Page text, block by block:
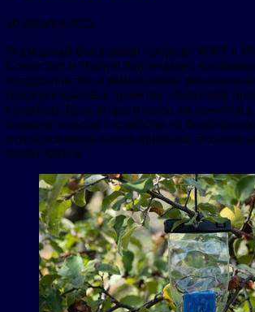
10 декабря 2022
Всемирный фонд дикой природы WWF в
Connection и Huawei Italy недавно
сотрудничество в рамках серии
природоохранных проектов «Защитник
Guardian). Цель второго этапа заключается
влияния сельского хозяйства на
использованием инновационных
мониторинга.